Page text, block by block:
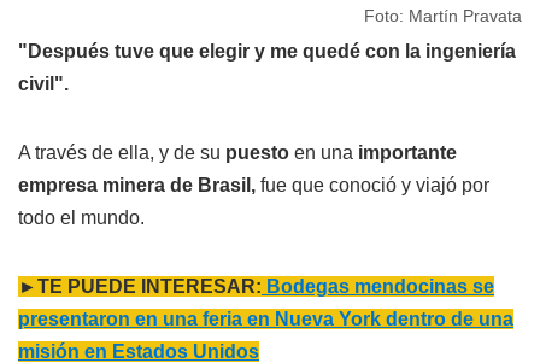
Foto: Martín Pravata
"Después tuve que elegir y me quedé con la ingeniería
civil".
A través de ella, y de su puesto en una importante
empresa minera de Brasil, fue que conoció y viajó por
todo el mundo.
►TE PUEDE INTERESAR: Bodegas mendocinas se
presentaron en una feria en Nueva York dentro de una
misión en Estados Unidos